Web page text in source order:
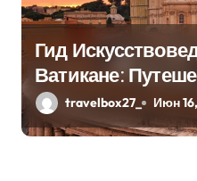
о
з
а
п
Гид
Ватикане:
Века Искусства
travelbox27_ Июн